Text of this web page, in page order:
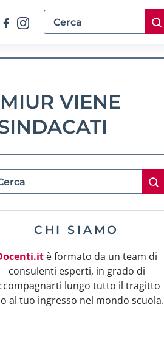
VIENE
CHI SIAMO
è formato da un team di
consulenti esperti, in grado di
lungo tutto il tragitto
al tuo ingresso nel mondo scuola.